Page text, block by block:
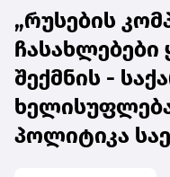
„რუსების
შექმნის -
პოლიტიკა